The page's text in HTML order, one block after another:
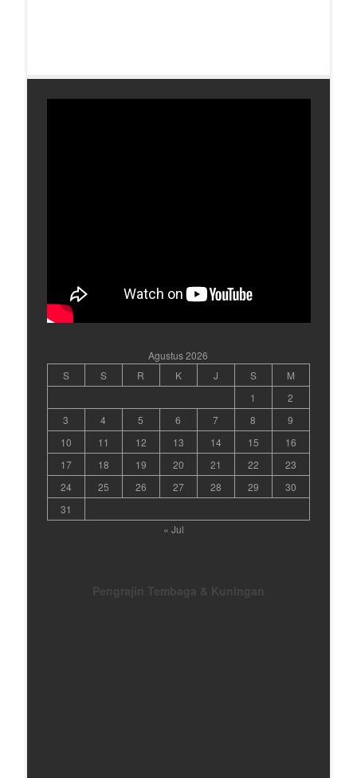
Agustus 2026
S
S R K J S
M
1
2
3
4 5 6 7 8
9
10
11 12 13 14 15
16
17
18 19 20 21 22
23
24
25 26 27 28 29
30
31
« Jul
Pengrajin Tembaga & Kuningan